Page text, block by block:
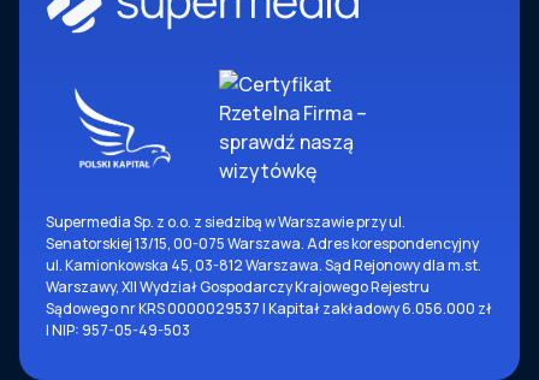
Supermedia Sp. z o.o. z siedzibą w Warszawie przy ul.
Senatorskiej 13/15, 00-075 Warszawa. Adres korespondencyjny
ul. Kamionkowska 45, 03-812 Warszawa. Sąd Rejonowy dla m.st.
Warszawy, XII Wydział Gospodarczy Krajowego Rejestru
Sądowego nr KRS 0000029537 | Kapitał zakładowy 6.056.000 zł
| NIP: 957-05-49-503